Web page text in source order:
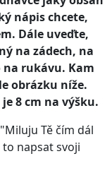
nápis chcete,
Dále uveďte,
na zádech, na
na rukávu. Kam
obrázku níže.
8 cm na výšku.
Tě čím dál
napsat svoji